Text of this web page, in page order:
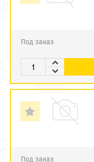
Под заказ
Под заказ